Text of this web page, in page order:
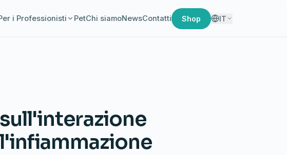
i Professionisti PetChi siamoNewsContatti Shop IT